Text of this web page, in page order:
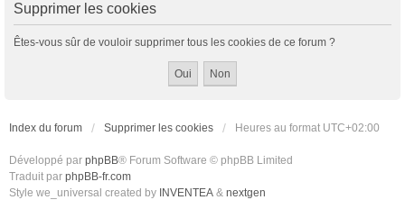
Supprimer les cookies
Êtes-vous sûr de vouloir supprimer tous les cookies de ce forum ?
Index du forum Supprimer les cookies Heures au format UTC+02:00
Développé par phpBB® Forum Software © phpBB Limited
Traduit par phpBB-fr.com
Style we_universal created by INVENTEA & nextgen